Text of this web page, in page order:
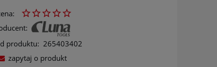
produktu: 265403402
zapytaj o produkt